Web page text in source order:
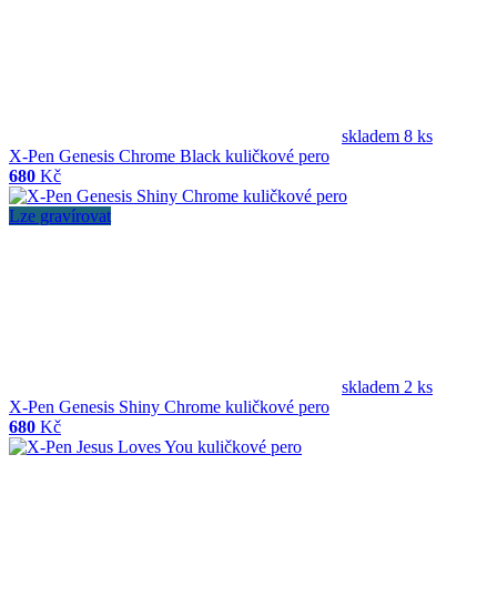
skladem 8 ks
X-Pen Genesis Chrome Black kuličkové pero
680 Kč
Lze gravírovat
skladem 2 ks
X-Pen Genesis Shiny Chrome kuličkové pero
680 Kč